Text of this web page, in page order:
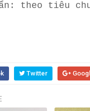
theo tiêu
Twitter